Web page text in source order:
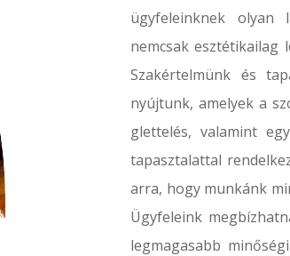
ügyfeleinknek olyan
nemcsak esztétikailag
Szakértelmünk és
nyújtunk, amelyek a
glettelés, valamint
tapasztalattal
arra, hogy munkánk
Ügyfeleink
legmagasabb